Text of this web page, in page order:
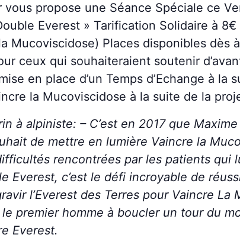
propose une Séance Spéciale ce
Everest » Tarification Solidaire à
Mucoviscidose) Places disponibles dès
ceux qui souhaiteraient soutenir
en place d’un Temps d’Echange à la
la Mucoviscidose à la suite de la
à alpiniste: – C’est en 2017 que
de mettre en lumière Vaincre la
rencontrées par les patients qui
Everest, c’est le défi incroyable de
l’Everest des Terres pour Vaincre La
premier homme à boucler un tour du
Everest.